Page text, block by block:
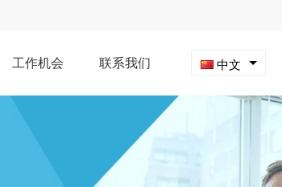
工作机会 联系我们 中文